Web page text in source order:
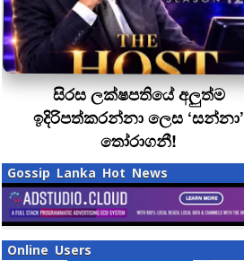
සිරස ලක්ෂපතියේ අලුත්ම
ඉදිරිපත්කරන්නා ලෙස ‘සන්නා’
තෝරාගනී!
Gossip Lanka Hot News
Online Users